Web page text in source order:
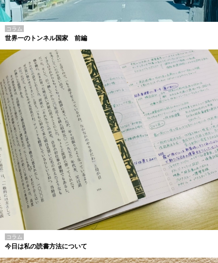
コラム
世界一のトンネル国家 前編
コラム
今日は私の読書方法について